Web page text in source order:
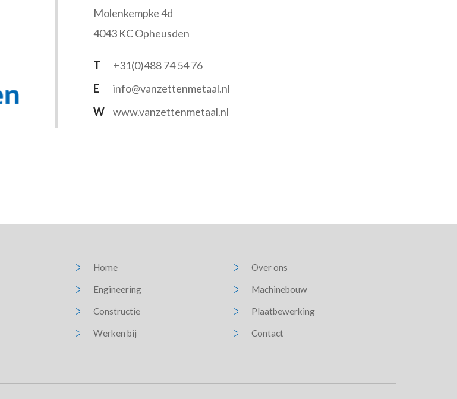
Molenkempke 4d
4043 KC Opheusden
T
+31(0)488 74 54 76
E
info@vanzettenmetaal.nl
W
www.vanzettenmetaal.nl
Home Over ons
Engineering Machinebouw
Constructie Plaatbewerking
Werken bij Contact